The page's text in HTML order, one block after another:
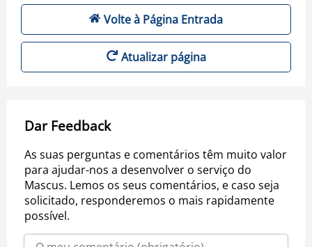
Volte à Página Entrada
Atualizar página
Dar Feedback
As suas perguntas e comentários têm muito valor
para ajudar-nos a desenvolver o serviço do
Mascus. Lemos os seus comentários, e caso seja
solicitado, responderemos o mais rapidamente
possível.